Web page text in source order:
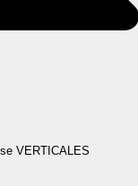
VERTICALES